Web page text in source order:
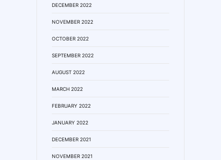
DECEMBER 2022
NOVEMBER 2022
OCTOBER 2022
SEPTEMBER 2022
AUGUST 2022
MARCH 2022
FEBRUARY 2022
JANUARY 2022
DECEMBER 2021
NOVEMBER 2021